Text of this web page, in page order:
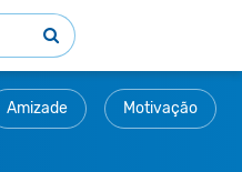
Amizade Motivação